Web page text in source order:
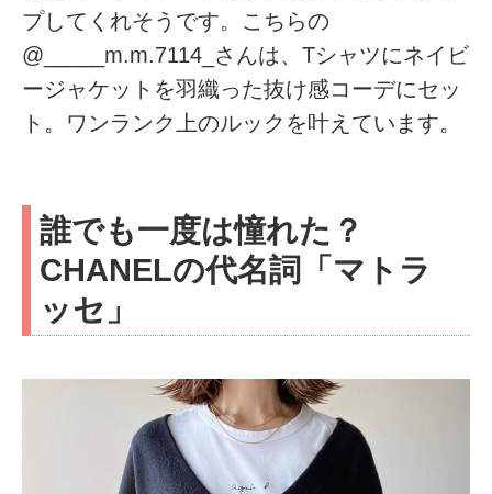
プしてくれそうです。こちらの
@_____m.m.7114_さんは、Tシャツにネイビ
ージャケットを羽織った抜け感コーデにセッ
ト。ワンランク上のルックを叶えています。
誰でも一度は憧れた？
CHANELの代名詞「マトラ
ッセ」